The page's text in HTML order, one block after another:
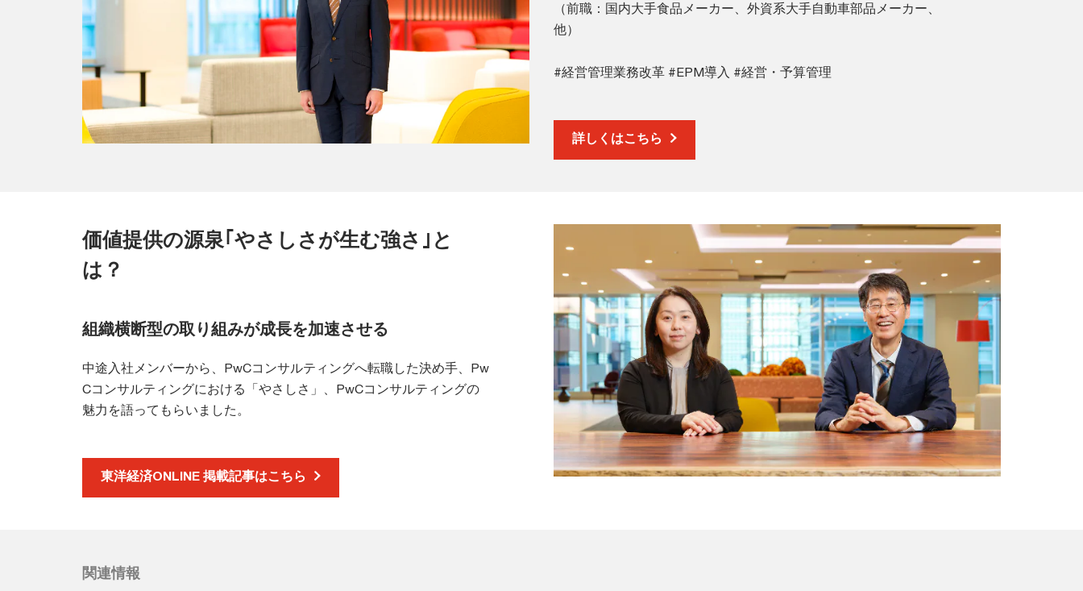
（前職：国内大手食品メーカー、外資系大手自動車部品メーカー、
他）
#経営管理業務改革 #EPM導入 #経営・予算管理
詳しくはこちら
価値提供の源泉｢やさしさが生む強さ｣と
は？
組織横断型の取り組みが成長を加速させる
中途入社メンバーから、PwCコンサルティングへ転職した決め手、Pw
Cコンサルティングにおける「やさしさ」、PwCコンサルティングの
魅力を語ってもらいました。
東洋経済ONLINE 掲載記事はこちら
関連情報